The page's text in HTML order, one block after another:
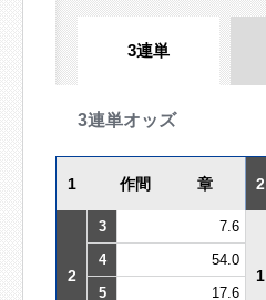
3連単
3連単オッズ
1 作間 章 2
2
3 7.6
1
4
54.0
5
17.6